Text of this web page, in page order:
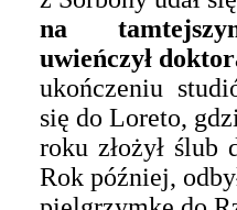
na
uwieńczył
ukończeniu
się do Loreto,
roku złożył ślub
Rok później,